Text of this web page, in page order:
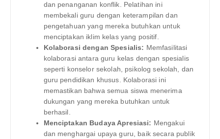
dan penanganan konflik. Pelatihan ini
membekali guru dengan keterampilan dan
pengetahuan yang mereka butuhkan untuk
menciptakan iklim kelas yang positif.
Kolaborasi dengan Spesialis: Memfasilitasi
kolaborasi antara guru kelas dengan spesialis
seperti konselor sekolah, psikolog sekolah, dan
guru pendidikan khusus. Kolaborasi ini
memastikan bahwa semua siswa menerima
dukungan yang mereka butuhkan untuk
berhasil.
Menciptakan Budaya Apresiasi: Mengakui
dan menghargai upaya guru, baik secara publik